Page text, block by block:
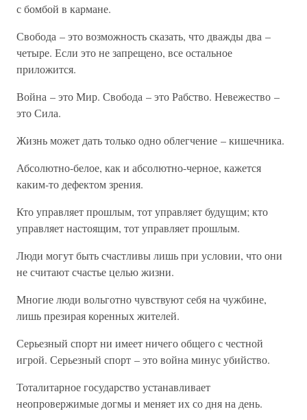
с бомбой в кармане.
Свобода – это возможность сказать, что дважды два –
четыре. Если это не запрещено, все остальное
приложится.
Война – это Мир. Свобода – это Рабство. Невежество –
это Сила.
Жизнь может дать только одно облегчение – кишечника.
Абсолютно-белое, как и абсолютно-черное, кажется
каким-то дефектом зрения.
Кто управляет прошлым, тот управляет будущим; кто
управляет настоящим, тот управляет прошлым.
Люди могут быть счастливы лишь при условии, что они
не считают счастье целью жизни.
Многие люди вольготно чувствуют себя на чужбине,
лишь презирая коренных жителей.
Серьезный спорт ни имеет ничего общего с честной
игрой. Серьезный спорт – это война минус убийство.
Тоталитарное государство устанавливает
неопровержимые догмы и меняет их со дня на день.